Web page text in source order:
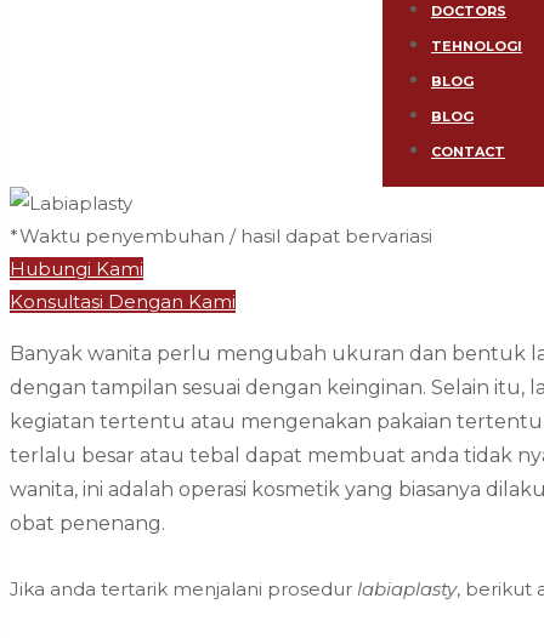
DOCTORS
TEHNOLOGI
BLOG
BLOG
CONTACT
*Waktu penyembuhan / hasil dapat bervariasi
Hubungi Kami
Konsultasi Dengan Kami
Banyak wanita perlu mengubah ukuran dan bentuk
dengan tampilan sesuai dengan keinginan. Selain itu,
kegiatan tertentu atau mengenakan pakaian tertentu.
terlalu besar atau tebal dapat membuat anda tidak
wanita, ini adalah operasi kosmetik yang biasanya
obat penenang.
Jika anda tertarik menjalani prosedur labiaplasty, berikut